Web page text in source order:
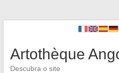
Artothèque
Descubra o site